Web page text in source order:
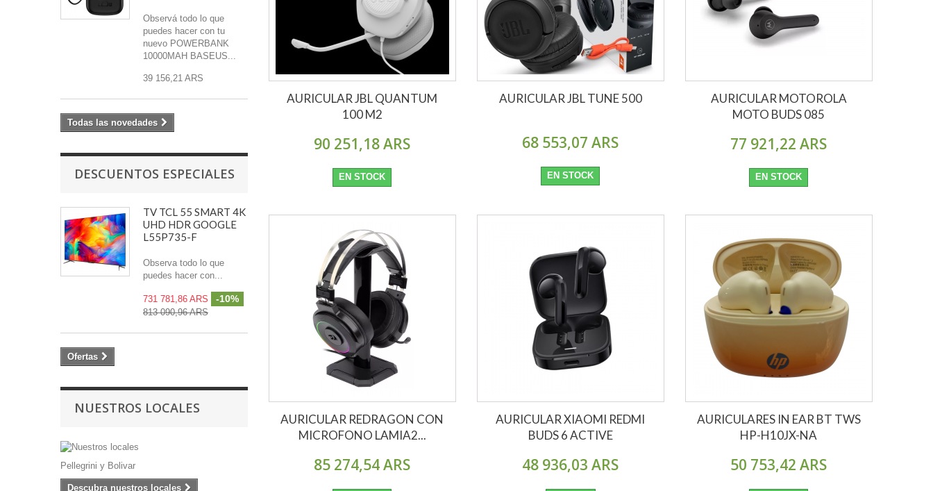
Observá todo lo que
puedes hacer con tu
nuevo POWERBANK
10000MAH BASEUS...
39 156,21 ARS
Todas las novedades
DESCUENTOS ESPECIALES
TV TCL 55 SMART 4K
UHD HDR GOOGLE
L55P735-F
Observa todo lo que
puedes hacer con...
731 781,86 ARS -10%
813 090,96 ARS
Ofertas
NUESTROS LOCALES
Pellegrini y Bolivar
Descubra nuestros locales
AURICULAR JBL QUANTUM
100 M2
90 251,18 ARS
EN STOCK
AURICULAR JBL TUNE 500
68 553,07 ARS
EN STOCK
AURICULAR MOTOROLA
MOTO BUDS 085
77 921,22 ARS
EN STOCK
AURICULAR REDRAGON CON
MICROFONO LAMIA2...
85 274,54 ARS
AURICULAR XIAOMI REDMI
BUDS 6 ACTIVE
48 936,03 ARS
AURICULARES IN EAR BT TWS
HP-H10JX-NA
50 753,42 ARS